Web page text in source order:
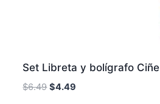
Set Libreta y bolígrafo Ciñe
$6.49 $4.49